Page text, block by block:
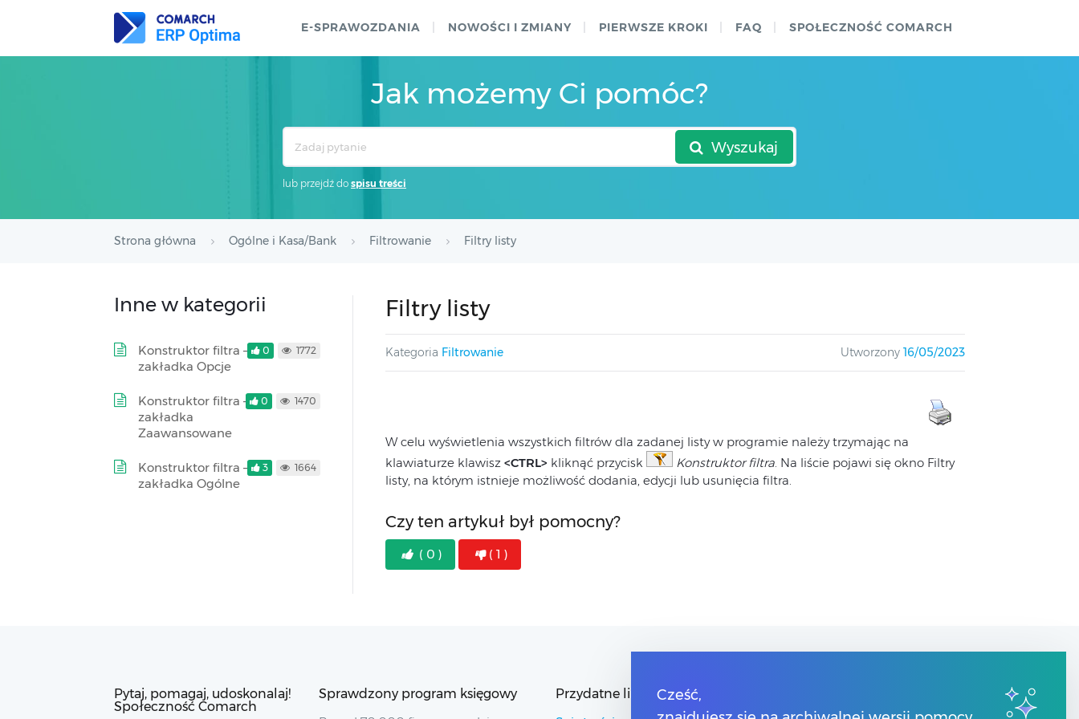
E-SPRAWOZDANIA NOWOŚCI I ZMIANY PIERWSZE KROKI FAQ SPOŁECZNOŚĆ COMARCH
Jak możemy Ci pomóc?
Wyszukaj
lub przejdź do spisu treści
Strona główna Ogólne i Kasa/Bank Filtrowanie Filtry listy
Filtry listy
Kategoria Filtrowanie Utworzony 16/05/2023
W celu wyświetlenia wszystkich filtrów dla zadanej listy w programie należy trzymając na
klawiaturze klawisz <CTRL> kliknąć przycisk Konstruktor filtra. Na liście pojawi się okno Filtry
listy, na którym istnieje możliwość dodania, edycji lub usunięcia filtra.
Czy ten artykuł był pomocny?
( 0 ) ( 1 )
Inne w kategorii
Konstruktor filtra –
zakładka Opcje
0 1772
Konstruktor filtra –
zakładka
Zaawansowane
0 1470
Konstruktor filtra –
zakładka Ogólne
3 1664
Pytaj, pomagaj, udoskonalaj!
Społeczność Comarch
Sprawdzony program księgowy Przydatne linki
Cześć,